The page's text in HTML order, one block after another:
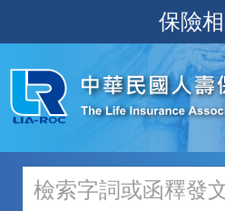
至
主
內
容
保險